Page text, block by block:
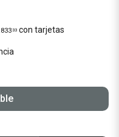
33con tarjetas